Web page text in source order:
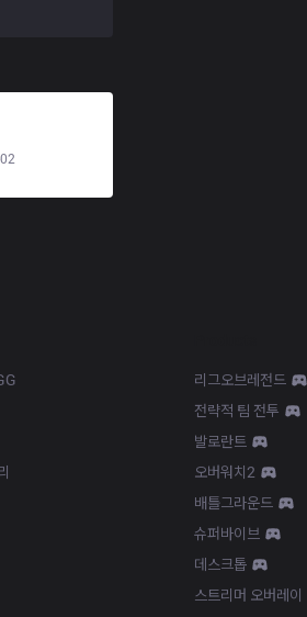
리그오브레전드
전략적 팀 전투
발로란트
오버워치2
배틀그라운드
슈퍼바이브
데스크톱
스트리머 오버레이